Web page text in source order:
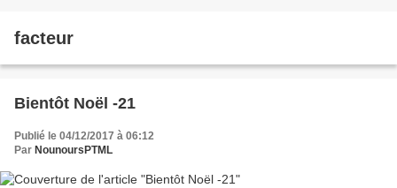
facteur
Bientôt Noël -21
Publié le 04/12/2017 à 06:12
Par NounoursPTML